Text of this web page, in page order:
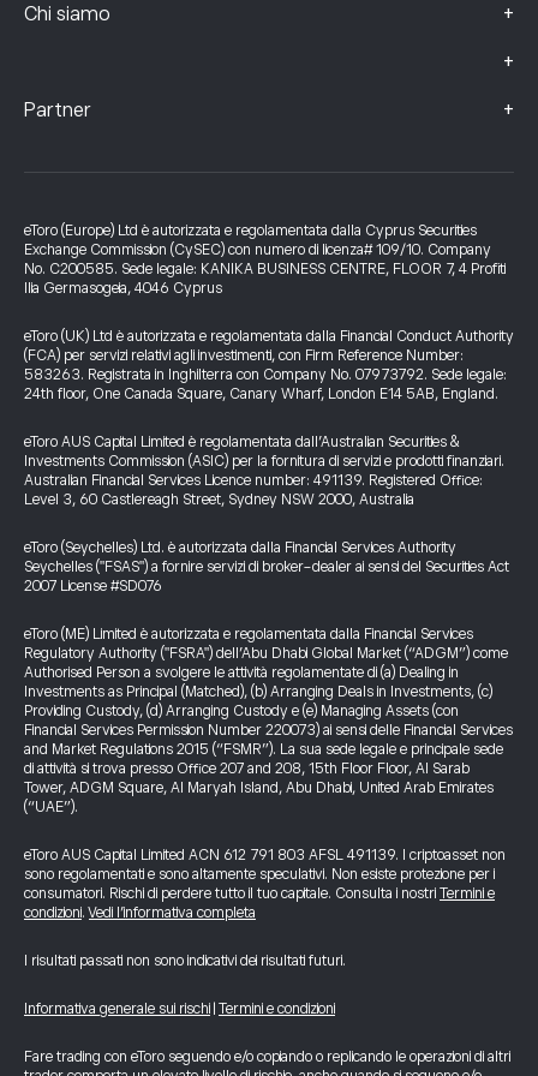
Chi siamo +
+
Partner +
eToro (Europe) Ltd è autorizzata e regolamentata dalla Cyprus Securities
Exchange Commission (CySEC) con numero di licenza# 109/10. Company
No. C200585. Sede legale: KANIKA BUSINESS CENTRE, FLOOR 7, 4 Profiti
Ilia Germasogeia, 4046 Cyprus
eToro (UK) Ltd è autorizzata e regolamentata dalla Financial Conduct Authority
(FCA) per servizi relativi agli investimenti, con Firm Reference Number:
583263. Registrata in Inghilterra con Company No. 07973792. Sede legale:
24th floor, One Canada Square, Canary Wharf, London E14 5AB, England.
eToro AUS Capital Limited è regolamentata dall’Australian Securities &
Investments Commission (ASIC) per la fornitura di servizi e prodotti finanziari.
Australian Financial Services Licence number: 491139. Registered Office:
Level 3, 60 Castlereagh Street, Sydney NSW 2000, Australia
eToro (Seychelles) Ltd. è autorizzata dalla Financial Services Authority
Seychelles ("FSAS") a fornire servizi di broker-dealer ai sensi del Securities Act
2007 License #SD076
eToro (ME) Limited è autorizzata e regolamentata dalla Financial Services
Regulatory Authority ("FSRA") dell’Abu Dhabi Global Market (“ADGM”) come
Authorised Person a svolgere le attività regolamentate di (a) Dealing in
Investments as Principal (Matched), (b) Arranging Deals in Investments, (c)
Providing Custody, (d) Arranging Custody e (e) Managing Assets (con
Financial Services Permission Number 220073) ai sensi delle Financial Services
and Market Regulations 2015 (“FSMR”). La sua sede legale e principale sede
di attività si trova presso Office 207 and 208, 15th Floor Floor, Al Sarab
Tower, ADGM Square, Al Maryah Island, Abu Dhabi, United Arab Emirates
(“UAE”).
eToro AUS Capital Limited ACN 612 791 803 AFSL 491139. I criptoasset non
sono regolamentati e sono altamente speculativi. Non esiste protezione per i
consumatori. Rischi di perdere tutto il tuo capitale. Consulta i nostri Termini e
condizioni.Vedi l’informativa completa
I risultati passati non sono indicativi dei risultati futuri.
Informativa generale sui rischi Termini e condizioni
Fare trading con eToro seguendo e/o copiando o replicando le operazioni di altri